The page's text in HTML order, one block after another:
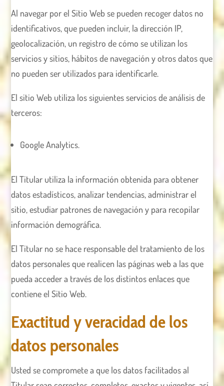
Al navegar por el Sitio Web se pueden recoger datos no
identificativos, que pueden incluir, la dirección IP,
geolocalización, un registro de cómo se utilizan los
servicios y sitios, hábitos de navegación y otros datos que
no pueden ser utilizados para identificarle.
El sitio Web utiliza los siguientes servicios de análisis de
terceros:
Google Analytics.
El Titular utiliza la información obtenida para obtener
datos estadísticos, analizar tendencias, administrar el
sitio, estudiar patrones de navegación y para recopilar
información demográfica.
El Titular no se hace responsable del tratamiento de los
datos personales que realicen las páginas web a las que
pueda acceder a través de los distintos enlaces que
contiene el Sitio Web.
Exactitud y veracidad de los
datos personales
Usted se compromete a que los datos facilitados al